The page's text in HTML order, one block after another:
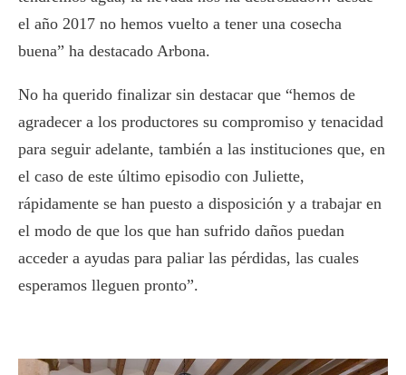
el año 2017 no hemos vuelto a tener una cosecha
buena” ha destacado Arbona.
No ha querido finalizar sin destacar que “hemos de
agradecer a los productores su compromiso y tenacidad
para seguir adelante, también a las instituciones que, en
el caso de este último episodio con Juliette,
rápidamente se han puesto a disposición y a trabajar en
el modo de que los que han sufrido daños puedan
acceder a ayudas para paliar las pérdidas, las cuales
esperamos lleguen pronto”.